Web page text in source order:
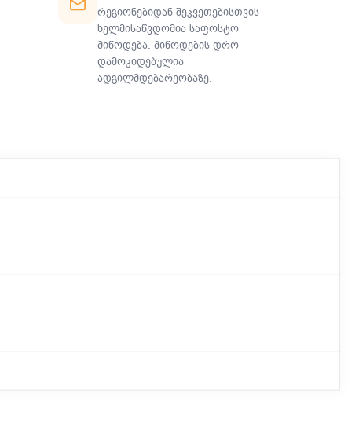
რეგიონებიდან შეკვეთებისთვის
ხელმისაწვდომია საფოსტო
მიწოდება. მიწოდების დრო
დამოკიდებულია
ადგილმდებარეობაზე.